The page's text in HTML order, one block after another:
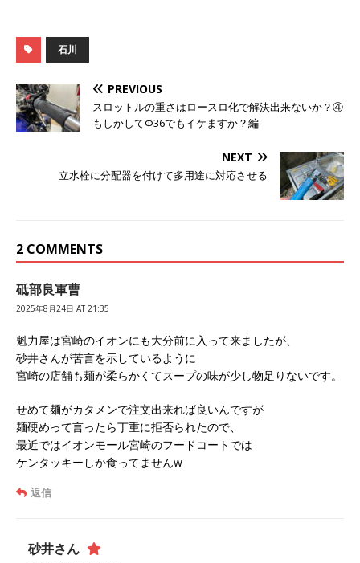
石川
PREVIOUS
スロットルの重さはロースロ化で解決出来ないか？④
もしかしてΦ36でもイケますか？編
NEXT
立水栓に分配器を付けて多用途に対応させる
2 COMMENTS
砥部良軍曹
2025年8月24日 AT 21:35
魁力屋は宮崎のイオンにも大分前に入って来ましたが、
砂井さんが苦言を示しているように
宮崎の店舗も麺が柔らかくてスープの味が少し物足りないです。
せめて麺がカタメンで注文出来れば良いんですが
麺硬めって言ったら丁重に拒否られたので、
最近ではイオンモール宮崎のフードコートでは
ケンタッキーしか食ってませんw
返信
砂井さん